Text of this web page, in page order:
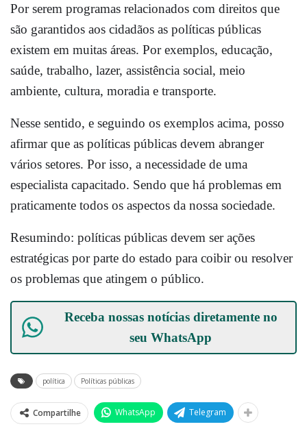
Por serem programas relacionados com direitos que
são garantidos aos cidadãos as políticas públicas
existem em muitas áreas. Por exemplos, educação,
saúde, trabalho, lazer, assistência social, meio
ambiente, cultura, moradia e transporte.
Nesse sentido, e seguindo os exemplos acima, posso
afirmar que as políticas públicas devem abranger
vários setores. Por isso, a necessidade de uma
especialista capacitado. Sendo que há problemas em
praticamente todos os aspectos da nossa sociedade.
Resumindo: políticas públicas devem ser ações
estratégicas por parte do estado para coibir ou resolver
os problemas que atingem o público.
Receba nossas notícias diretamente no
seuWhatsApp
política Políticas públicas
Compartilhe WhatsApp Telegram